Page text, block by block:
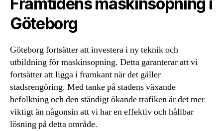
Framtidens maskinsopning i
Göteborg
Göteborg fortsätter att investera i ny teknik och
utbildning för maskinsopning. Detta garanterar att vi
fortsätter att ligga i framkant när det gäller
stadsrengöring. Med tanke på stadens växande
befolkning och den ständigt ökande trafiken är det mer
viktigt än någonsin att vi har en effektiv och hållbar
lösning på detta område.